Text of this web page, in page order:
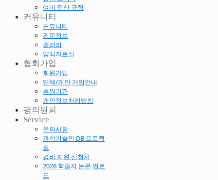
여비 정산 규정
커뮤니티
커뮤니티
전문정보
갤러리
양식자료실
협회가입
회원가입
단체/개인 가입안내
후원기관
개인정보처리방침
평의원회
Service
문의사항
과학기술인 DB 프로젝
트
경비 지원 신청서
2026 학술지 논문 업로
드